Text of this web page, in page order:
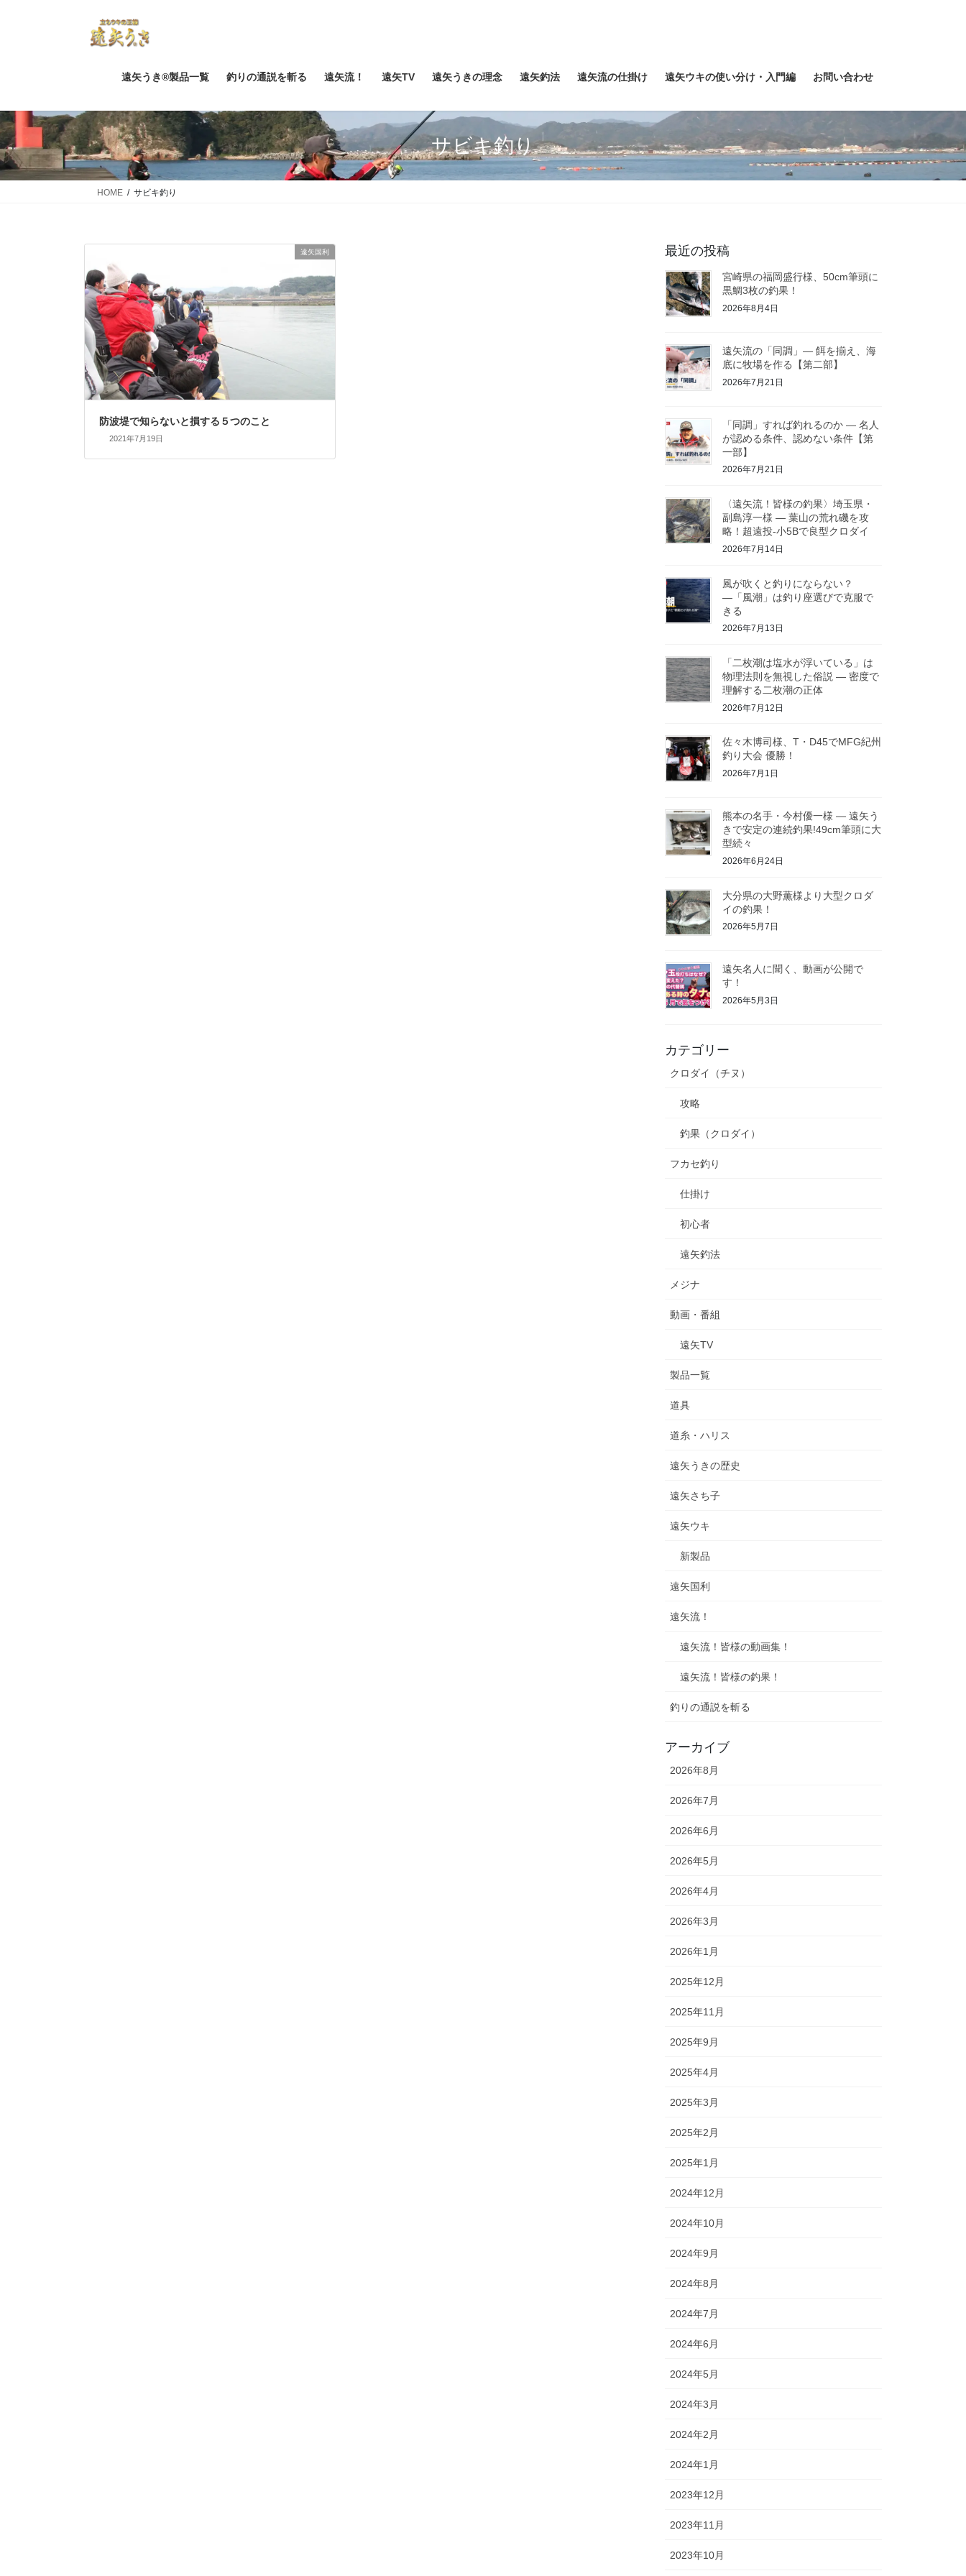
移
動
ン
に
移
動
遠矢うき®製品一覧 釣りの通説を斬る 遠矢流！ 遠矢TV 遠矢うきの理念 遠矢釣法 遠矢流の仕掛け 遠矢ウキの使い分け・入門編 お問い合わせ
サビキ釣り
HOME サビキ釣り
遠矢国利
防波堤で知らないと損する５つのこと
2021年7月19日
最近の投稿
宮崎県の福岡盛行様、50cm筆頭に
黒鯛3枚の釣果！
2026年8月4日
遠矢流の「同調」― 餌を揃え、海
底に牧場を作る【第二部】
2026年7月21日
「同調」すれば釣れるのか ― 名人
が認める条件、認めない条件【第
一部】
2026年7月21日
〈遠矢流！皆様の釣果〉埼玉県・
副島淳一様 ― 葉山の荒れ磯を攻
略！超遠投-小5Bで良型クロダイ
2026年7月14日
風が吹くと釣りにならない？
―「風潮」は釣り座選びで克服で
きる
2026年7月13日
「二枚潮は塩水が浮いている」は
物理法則を無視した俗説 ― 密度で
理解する二枚潮の正体
2026年7月12日
佐々木博司様、T・D45でMFG紀州
釣り大会 優勝！
2026年7月1日
熊本の名手・今村優一様 ― 遠矢う
きで安定の連続釣果!49cm筆頭に大
型続々
2026年6月24日
大分県の大野薫様より大型クロダ
イの釣果！
2026年5月7日
遠矢名人に聞く、動画が公開で
す！
2026年5月3日
カテゴリー
クロダイ（チヌ）
攻略
釣果（クロダイ）
フカセ釣り
仕掛け
初心者
遠矢釣法
メジナ
動画・番組
遠矢TV
製品一覧
道具
道糸・ハリス
遠矢うきの歴史
遠矢さち子
遠矢ウキ
新製品
遠矢国利
遠矢流！
遠矢流！皆様の動画集！
遠矢流！皆様の釣果！
釣りの通説を斬る
アーカイブ
2026年8月
2026年7月
2026年6月
2026年5月
2026年4月
2026年3月
2026年1月
2025年12月
2025年11月
2025年9月
2025年4月
2025年3月
2025年2月
2025年1月
2024年12月
2024年10月
2024年9月
2024年8月
2024年7月
2024年6月
2024年5月
2024年3月
2024年2月
2024年1月
2023年12月
2023年11月
2023年10月